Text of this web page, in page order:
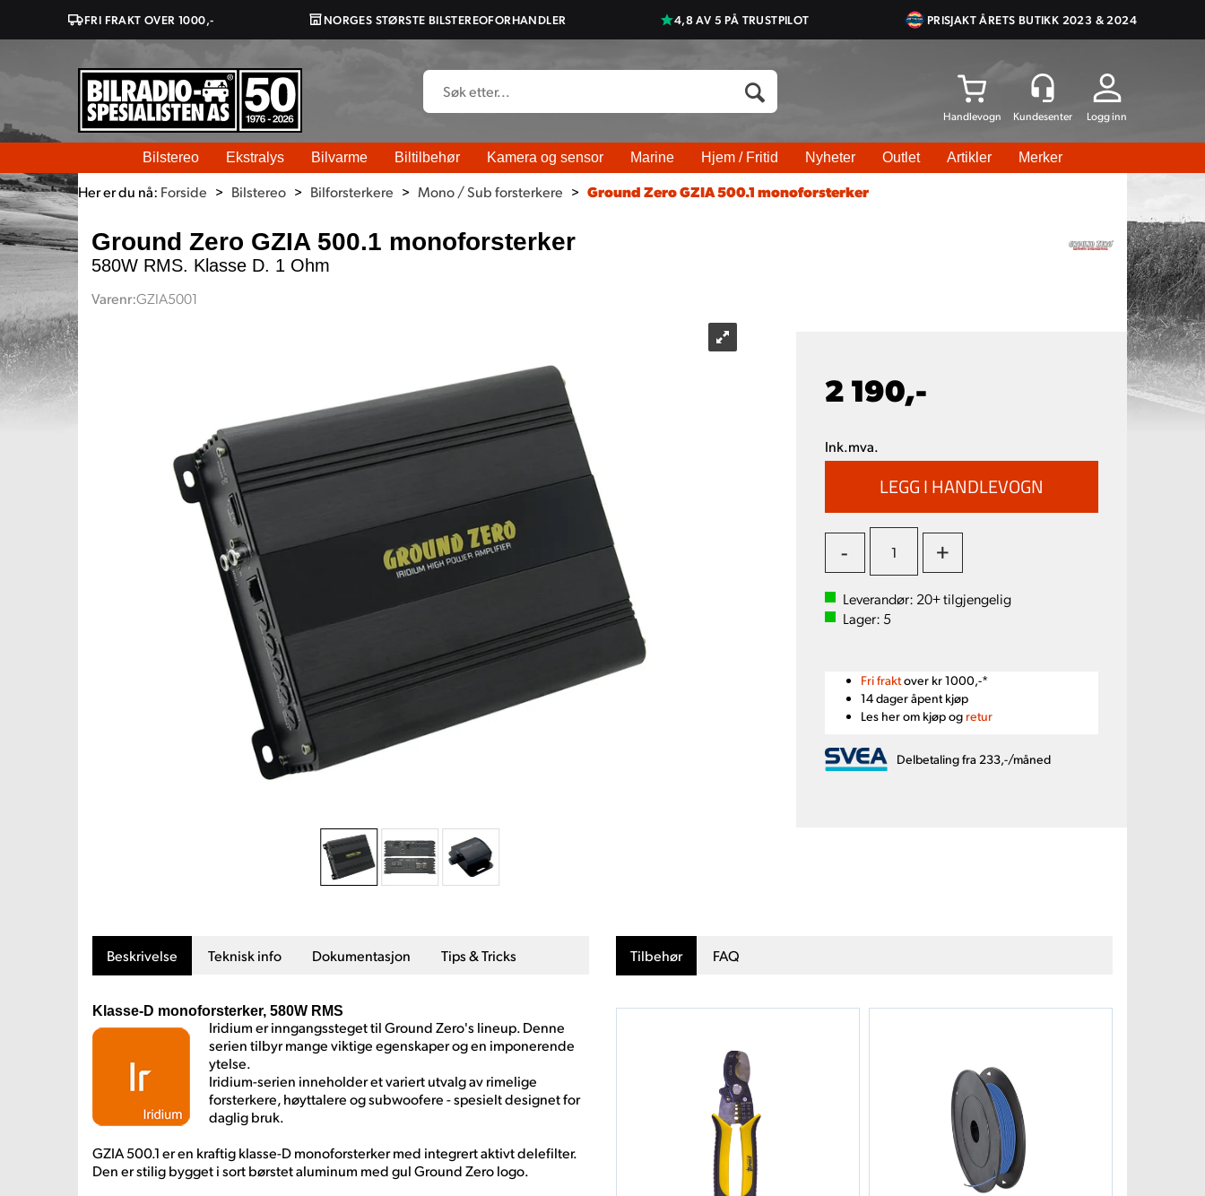
FRI FRAKT OVER 1000,- NORGES STØRSTE BILSTEREOFORHANDLER 4,8 AV 5 PÅ TRUSTPILOT PRISJAKT ÅRETS BUTIKK 2023 & 2024
Logg inn
Bilstereo Ekstralys Bilvarme Biltilbehør Kamera og sensor Marine Hjem / Fritid Nyheter Outlet Artikler Merker
Her er du nå: Forside > Bilstereo > Bilforsterkere > Mono / Sub forsterkere > Ground Zero GZIA 500.1 monoforsterker
Ground Zero GZIA 500.1 monoforsterker
580W RMS. Klasse D. 1 Ohm
Varenr:GZIA5001
2 190,-
Ink.mva.
- +
Leverandør: 20+tilgjengelig
Lager: 5
Fri fraktover kr 1000,-*
14 dager åpent kjøp
Les her om kjøp og retur
Delbetaling fra 233,-/måned
Beskrivelse Teknisk info Dokumentasjon Tips & Tricks
Klasse-D monoforsterker, 580W RMS
Iridium er inngangssteget til Ground Zero's lineup. Denne
serien tilbyr mange viktige egenskaper og en imponerende
ytelse.
Iridium-serien inneholder et variert utvalg av rimelige
forsterkere, høyttalere og subwoofere - spesielt designet for
daglig bruk.
GZIA 500.1 er en kraftig klasse-D monoforsterker med integrert aktivt delefilter.
Den er stilig bygget i sort børstet aluminum med gul Ground Zero logo.
Tilbehør FAQ